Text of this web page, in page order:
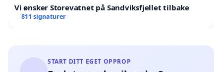
Vi ønsker Storevatnet på Sandviksfjellet tilbake
811 signaturer
START DITT EGET OPPROP